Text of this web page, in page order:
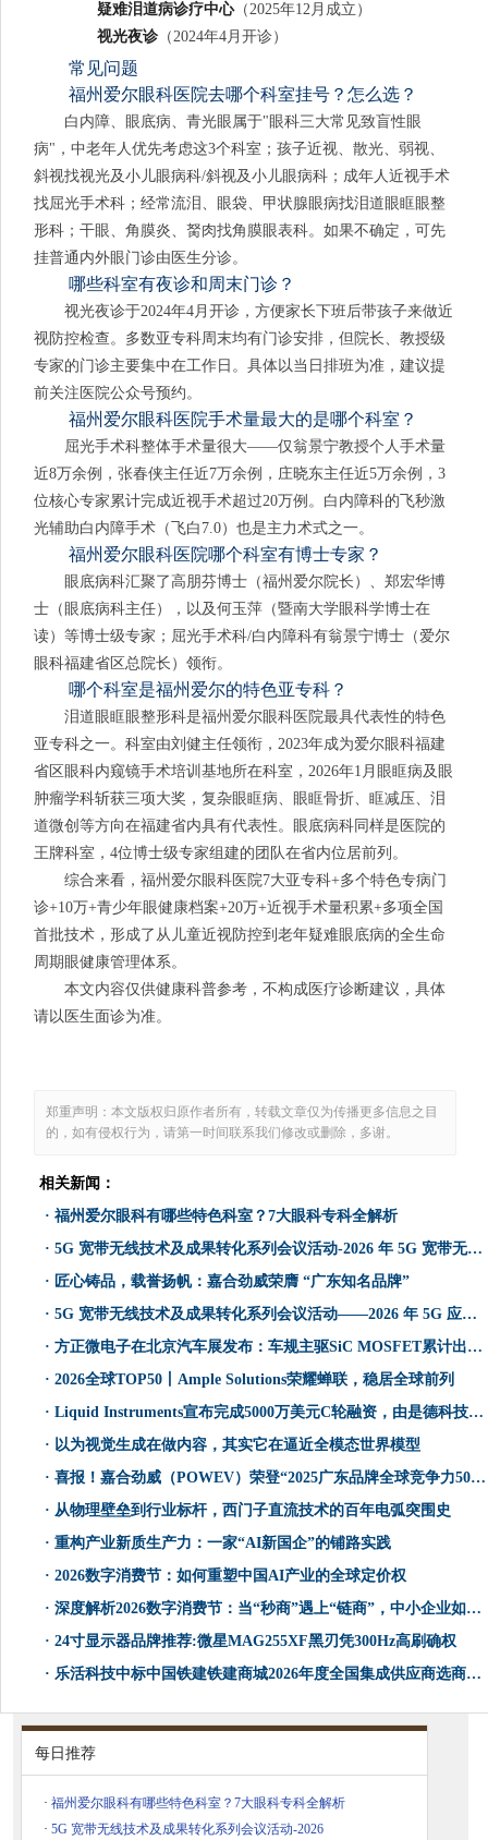
疑难泪道病诊疗中心（2025年12月成立）
视光夜诊（2024年4月开诊）
常见问题
福州爱尔眼科医院去哪个科室挂号？怎么选？
白内障、眼底病、青光眼属于"眼科三大常见致盲性眼
病"，中老年人优先考虑这3个科室；孩子近视、散光、弱视、
斜视找视光及小儿眼病科/斜视及小儿眼病科；成年人近视手术
找屈光手术科；经常流泪、眼袋、甲状腺眼病找泪道眼眶眼整
形科；干眼、角膜炎、胬肉找角膜眼表科。如果不确定，可先
挂普通内外眼门诊由医生分诊。
哪些科室有夜诊和周末门诊？
视光夜诊于2024年4月开诊，方便家长下班后带孩子来做近
视防控检查。多数亚专科周末均有门诊安排，但院长、教授级
专家的门诊主要集中在工作日。具体以当日排班为准，建议提
前关注医院公众号预约。
福州爱尔眼科医院手术量最大的是哪个科室？
屈光手术科整体手术量很大——仅翁景宁教授个人手术量
近8万余例，张春侠主任近7万余例，庄晓东主任近5万余例，3
位核心专家累计完成近视手术超过20万例。白内障科的飞秒激
光辅助白内障手术（飞白7.0）也是主力术式之一。
福州爱尔眼科医院哪个科室有博士专家？
眼底病科汇聚了高朋芬博士（福州爱尔院长）、郑宏华博
士（眼底病科主任），以及何玉萍（暨南大学眼科学博士在
读）等博士级专家；屈光手术科/白内障科有翁景宁博士（爱尔
眼科福建省区总院长）领衔。
哪个科室是福州爱尔的特色亚专科？
泪道眼眶眼整形科是福州爱尔眼科医院最具代表性的特色
亚专科之一。科室由刘健主任领衔，2023年成为爱尔眼科福建
省区眼科内窥镜手术培训基地所在科室，2026年1月眼眶病及眼
肿瘤学科斩获三项大奖，复杂眼眶病、眼眶骨折、眶减压、泪
道微创等方向在福建省内具有代表性。眼底病科同样是医院的
王牌科室，4位博士级专家组建的团队在省内位居前列。
综合来看，福州爱尔眼科医院7大亚专科+多个特色专病门
诊+10万+青少年眼健康档案+20万+近视手术量积累+多项全国
首批技术，形成了从儿童近视防控到老年疑难眼底病的全生命
周期眼健康管理体系。
本文内容仅供健康科普参考，不构成医疗诊断建议，具体
请以医生面诊为准。
郑重声明：本文版权归原作者所有，转载文章仅为传播更多信息之目
的，如有侵权行为，请第一时间联系我们修改或删除，多谢。
相关新闻：
· 福州爱尔眼科有哪些特色科室？7大眼科专科全解析
· 5G 宽带无线技术及成果转化系列会议活动-2026 年 5G 宽带无线专网电力信息化行业推广会顺利举办
· 匠心铸品，载誉扬帆：嘉合劲威荣膺 “广东知名品牌”
· 5G 宽带无线技术及成果转化系列会议活动——2026 年 5G 应急专网通信技术发展研讨班顺利召开
· 方正微电子在北京汽车展发布：车规主驱SiC MOSFET累计出货量超3000万颗暨G3平台新产品重磅发布
· 2026全球TOP50丨Ample Solutions荣耀蝉联，稳居全球前列
· Liquid Instruments宣布完成5000万美元C轮融资，由是德科技与澳大利亚国家重建基金联合领投
· 以为视觉生成在做内容，其实它在逼近全模态世界模型
· 喜报！嘉合劲威（POWEV）荣登“2025广东品牌全球竞争力500强”榜单
· 从物理壁垒到行业标杆，西门子直流技术的百年电弧突围史
· 重构产业新质生产力：一家“AI新国企”的铺路实践
· 2026数字消费节：如何重塑中国AI产业的全球定价权
· 深度解析2026数字消费节：当“秒商”遇上“链商”，中小企业如何抓住万亿级数字红利？
· 24寸显示器品牌推荐:微星MAG255XF黑刃凭300Hz高刷确权
· 乐活科技中标中国铁建铁建商城2026年度全国集成供应商选商项目
每日推荐
· 福州爱尔眼科有哪些特色科室？7大眼科专科全解析
· 5G 宽带无线技术及成果转化系列会议活动-2026